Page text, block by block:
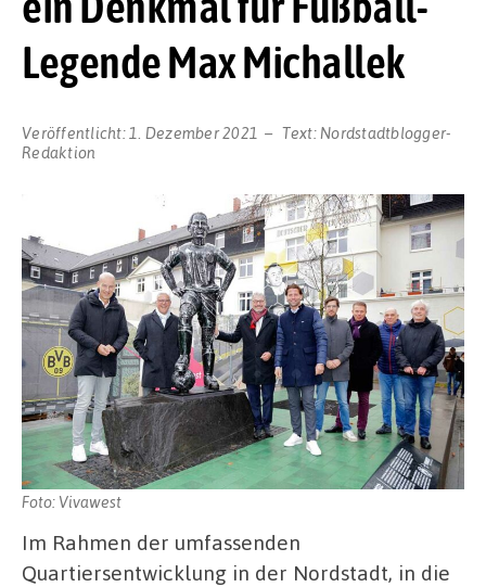
Legende Max Michallek
Veröffentlicht: 1. Dezember 2021 Text: Nordstadtblogger-
Redaktion
Foto: Vivawest
Im Rahmen der umfassenden
Quartiersentwicklung in der Nordstadt, in die